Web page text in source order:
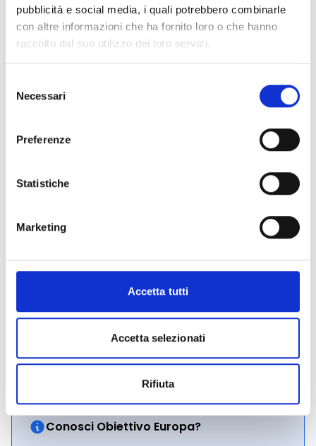
pubblicità e social media, i quali potrebbero combinarle
con altre informazioni che ha fornito loro o che hanno
raccolto dal suo utilizzo dei loro servizi.
delNecessari
Preferenze
Statistiche
Marketing
Accetta tutti
Accetta selezionati
Rifiuta
Consigli degli esperti
Come presentare domanda?I richiedenti
insieme a un’istituzione ospitante secondo il
processo di cui al par. 5 del bando seguendo tutti i
Ilprocesso di valutazione delle iniziative
sarà
non discriminazione, comparazione, accesso
all’informazione, economicità, adattabilità. I criteri di
valutazione delle candidature saranno stabiliti dal
Comitato di valutazione in una riunione preliminare.
seguenti recapiti:
DAI@fondazionemps.it
CONDIVIDI
Conosci Obiettivo Europa?